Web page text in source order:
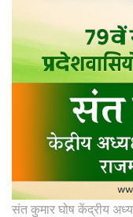
संत कुमार घोष केंद्रीय